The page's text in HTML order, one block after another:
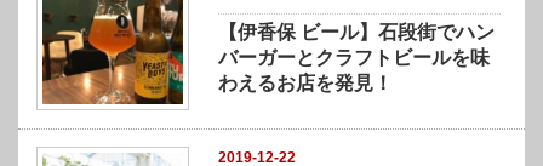
【伊香保 ビール】石段街でハン
バーガーとクラフトビールを味
わえるお店を発見！
2019-12-22